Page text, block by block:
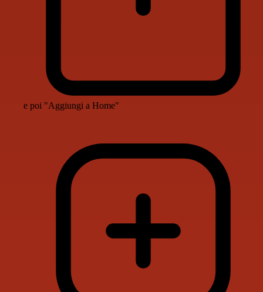
e poi "Aggiungi a Home"